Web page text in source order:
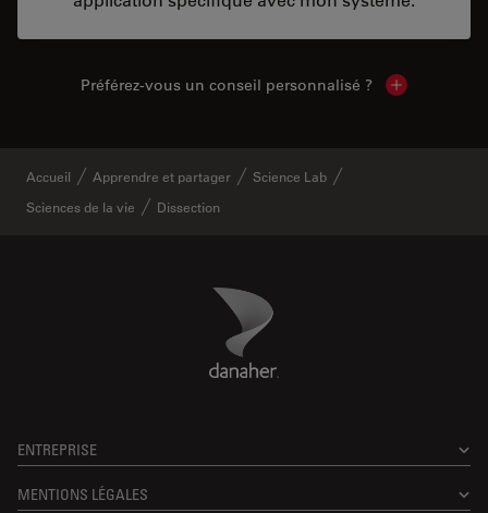
Préférez-vous un conseil personnalisé ? Show local
Accueil Apprendre et partager
Science Lab
Sciences de la vie
Dissection
Danaher Logo
ENTREPRISE
MENTIONS LÉGALES